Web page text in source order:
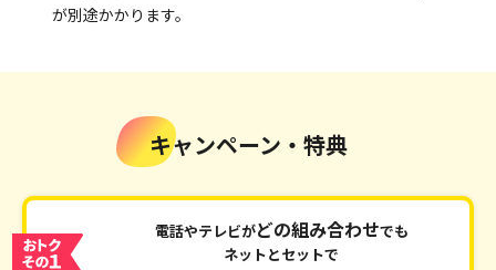
が別途かかります。
キャンペーン・特典
電話やテレビがどの組み合わせでも
ネットとセットで